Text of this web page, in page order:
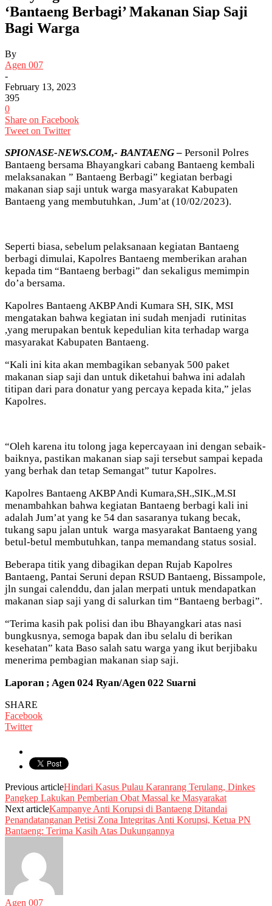
‘Bantaeng Berbagi’ Makanan Siap Saji
Bagi Warga
By
Agen 007
-
February 13, 2023
395
0
Share on Facebook
Tweet on Twitter
SPIONASE-NEWS.COM,- BANTAENG – Personil Polres
Bantaeng bersama Bhayangkari cabang Bantaeng kembali
melaksanakan ” Bantaeng Berbagi” kegiatan berbagi
makanan siap saji untuk warga masyarakat Kabupaten
Bantaeng yang membutuhkan, .Jum’at (10/02/2023).
Seperti biasa, sebelum pelaksanaan kegiatan Bantaeng
berbagi dimulai, Kapolres Bantaeng memberikan arahan
kepada tim “Bantaeng berbagi” dan sekaligus memimpin
do’a bersama.
Kapolres Bantaeng AKBP Andi Kumara SH, SIK, MSI
mengatakan bahwa kegiatan ini sudah menjadi rutinitas
,yang merupakan bentuk kepedulian kita terhadap warga
masyarakat Kabupaten Bantaeng.
“Kali ini kita akan membagikan sebanyak 500 paket
makanan siap saji dan untuk diketahui bahwa ini adalah
titipan dari para donatur yang percaya kepada kita,” jelas
Kapolres.
“Oleh karena itu tolong jaga kepercayaan ini dengan sebaik-
baiknya, pastikan makanan siap saji tersebut sampai kepada
yang berhak dan tetap Semangat” tutur Kapolres.
Kapolres Bantaeng AKBP Andi Kumara,SH.,SIK.,M.SI
menambahkan bahwa kegiatan Bantaeng berbagi kali ini
adalah Jum’at yang ke 54 dan sasaranya tukang becak,
tukang sapu jalan untuk warga masyarakat Bantaeng yang
betul-betul membutuhkan, tanpa memandang status sosial.
Beberapa titik yang dibagikan depan Rujab Kapolres
Bantaeng, Pantai Seruni depan RSUD Bantaeng, Bissampole,
jln sungai calenddu, dan jalan merpati untuk mendapatkan
makanan siap saji yang di salurkan tim “Bantaeng berbagi”.
“Terima kasih pak polisi dan ibu Bhayangkari atas nasi
bungkusnya, semoga bapak dan ibu selalu di berikan
kesehatan” kata Baso salah satu warga yang ikut berjibaku
menerima pembagian makanan siap saji.
Laporan ; Agen 024 Ryan/Agen 022 Suarni
SHARE
Facebook
Twitter
Previous articleHindari Kasus Pulau Karanrang Terulang, Dinkes
Pangkep Lakukan Pemberian Obat Massal ke Masyarakat
Next articleKampanye Anti Korupsi di Bantaeng Ditandai
Penandatanganan Petisi Zona Integritas Anti Korupsi, Ketua PN
Bantaeng: Terima Kasih Atas Dukungannya
Agen 007